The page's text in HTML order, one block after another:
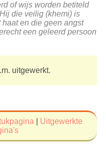
of wijs worden betiteld
die veilig (khemi) is
en die geen angst
een geleerd persoon
uitgewerkt.
Uitgewerkte